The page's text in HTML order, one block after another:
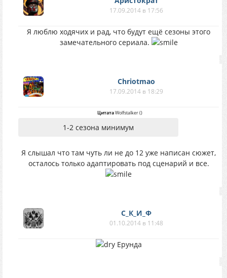
17.09.2014 в 17:56
Я люблю ходячих и рад, что будут ещё сезоны этого
замечательного сериала.
Chriotmao
17.09.2014 в 18:29
ЦитатаWolfstalker()
1-2 сезона минимум
Я слышал что там чуть ли не до 12 уже написан сюжет,
осталось только адаптировать под сценарий и все.
С_К_И_Ф
01.10.2014 в 11:48
Ерунда